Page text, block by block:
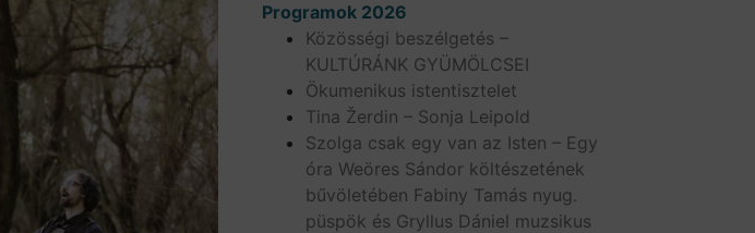
Programok 2026
Közösségi beszélgetés –
KULTÚRÁNK GYÜMÖLCSEI
Ökumenikus istentisztelet
Tina Žerdin – Sonja Leipold
Szolga csak egy van az Isten – Egy
óra Weöres Sándor költészetének
bűvöletében Fabiny Tamás nyug.
püspök és Gryllus Dániel muzsikus